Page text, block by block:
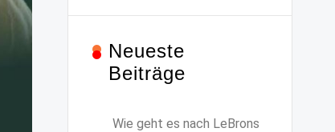
Neueste
Beiträge
Wie geht es nach LeBrons